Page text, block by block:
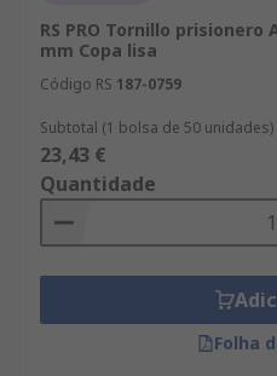
RS PRO Tornillo
mm Copa lisa
Código RS 187-0759
Subtotal (1 bolsa de 50 unidades)
23,43 €
Quantidade
Folha